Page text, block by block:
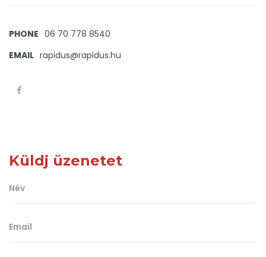
PHONE 06 70 778 8540
EMAIL rapidus@rapidus.hu
Küldj üzenetet